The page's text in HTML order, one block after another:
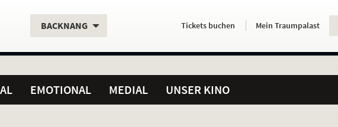
Aktueller
BACKNANG. Servicefunktionen
Aktuelles
HierTickets buchen . Mein Traumpalast
EMOTIONAL MEDIAL UNSER KINO